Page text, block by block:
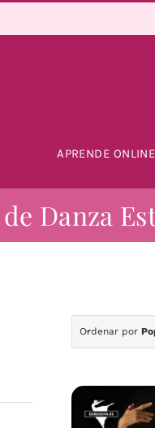
APRENDE ONLINE
Danza
Ordenar por